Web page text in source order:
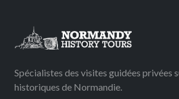
Spécialistes des visites guidées privées
historiques de Normandie.